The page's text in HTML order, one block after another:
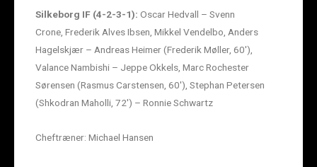
Silkeborg IF (4-2-3-1): Oscar Hedvall – Svenn
Crone, Frederik Alves Ibsen, Mikkel Vendelbo, Anders
Hagelskjær – Andreas Heimer (Frederik Møller, 60′),
Valance Nambishi – Jeppe Okkels, Marc Rochester
Sørensen (Rasmus Carstensen, 60′), Stephan Petersen
(Shkodran Maholli, 72′) – Ronnie Schwartz
Cheftræner: Michael Hansen